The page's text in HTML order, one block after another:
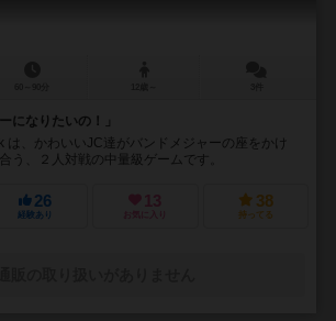
になりたいの！」
は、かわいいJC達がバンドメジャーの座をかけ
う、２人対戦の中量級ゲームです。
26
経験あり
13
お気に入り
38
持ってる